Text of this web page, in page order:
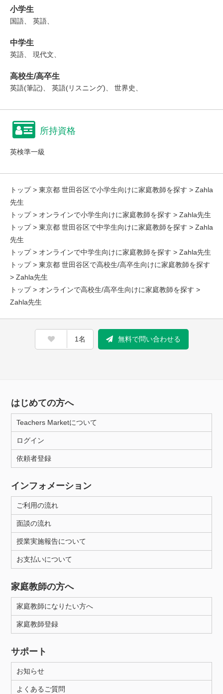
小学生
国語、 英語、
中学生
英語、 現代文、
高校生/高卒生
英語(筆記)、 英語(リスニング)、 世界史、
所持資格
英検準一級
トップ> 東京都 世田谷区で小学生向けに家庭教師を探す > Zahla
先生
トップ> オンラインで小学生向けに家庭教師を探す > Zahla先生
トップ> 東京都 世田谷区で中学生向けに家庭教師を探す > Zahla
先生
トップ> オンラインで中学生向けに家庭教師を探す > Zahla先生
トップ> 東京都 世田谷区で高校生/高卒生向けに家庭教師を探す
> Zahla先生
トップ> オンラインで高校生/高卒生向けに家庭教師を探す >
Zahla先生
1名 無料で問い合わせる
はじめての方へ
Teachers Marketについて
ログイン
依頼者登録
インフォメーション
ご利用の流れ
面談の流れ
授業実施報告について
お支払いについて
家庭教師の方へ
家庭教師になりたい方へ
家庭教師登録
サポート
お知らせ
よくあるご質問